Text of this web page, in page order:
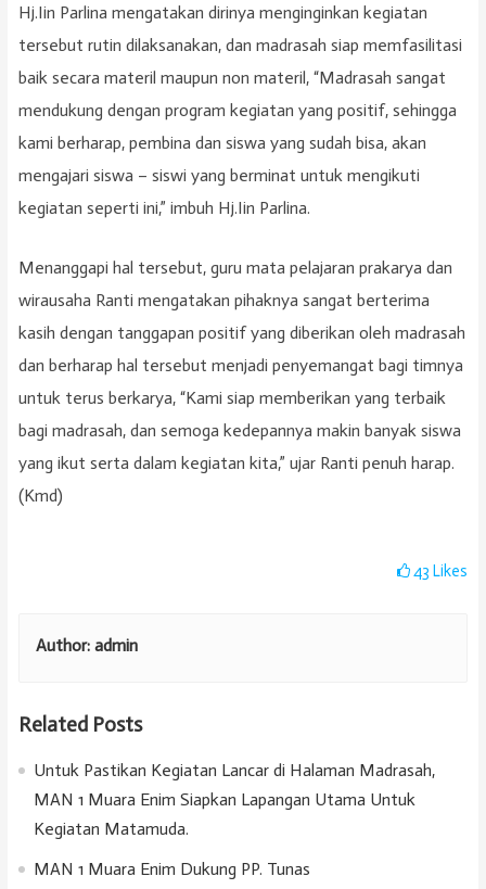
Hj.Iin Parlina mengatakan dirinya menginginkan kegiatan
tersebut rutin dilaksanakan, dan madrasah siap memfasilitasi
baik secara materil maupun non materil, “Madrasah sangat
mendukung dengan program kegiatan yang positif, sehingga
kami berharap, pembina dan siswa yang sudah bisa, akan
mengajari siswa – siswi yang berminat untuk mengikuti
kegiatan seperti ini,” imbuh Hj.Iin Parlina.
Menanggapi hal tersebut, guru mata pelajaran prakarya dan
wirausaha Ranti mengatakan pihaknya sangat berterima
kasih dengan tanggapan positif yang diberikan oleh madrasah
dan berharap hal tersebut menjadi penyemangat bagi timnya
untuk terus berkarya, “Kami siap memberikan yang terbaik
bagi madrasah, dan semoga kedepannya makin banyak siswa
yang ikut serta dalam kegiatan kita,” ujar Ranti penuh harap.
(Kmd)
43Likes
Author: admin
Related Posts
Untuk Pastikan Kegiatan Lancar di Halaman Madrasah,
MAN 1 Muara Enim Siapkan Lapangan Utama Untuk
Kegiatan Matamuda.
MAN 1 Muara Enim Dukung PP. Tunas